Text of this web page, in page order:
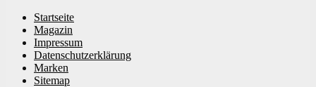
Startseite
Magazin
Impressum
Datenschutzerklärung
Marken
Sitemap